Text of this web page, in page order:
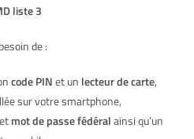
liste 3
de :
code PINet un lecteur de carte,
sur votre smartphone,
etmot de passe fédéralainsi qu’un